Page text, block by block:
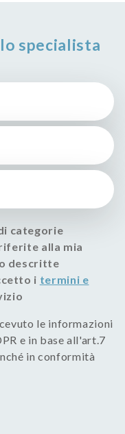
specialista
categorie
alla mia
descritte
i termini e
le informazioni
e in base all'art.7
in conformità